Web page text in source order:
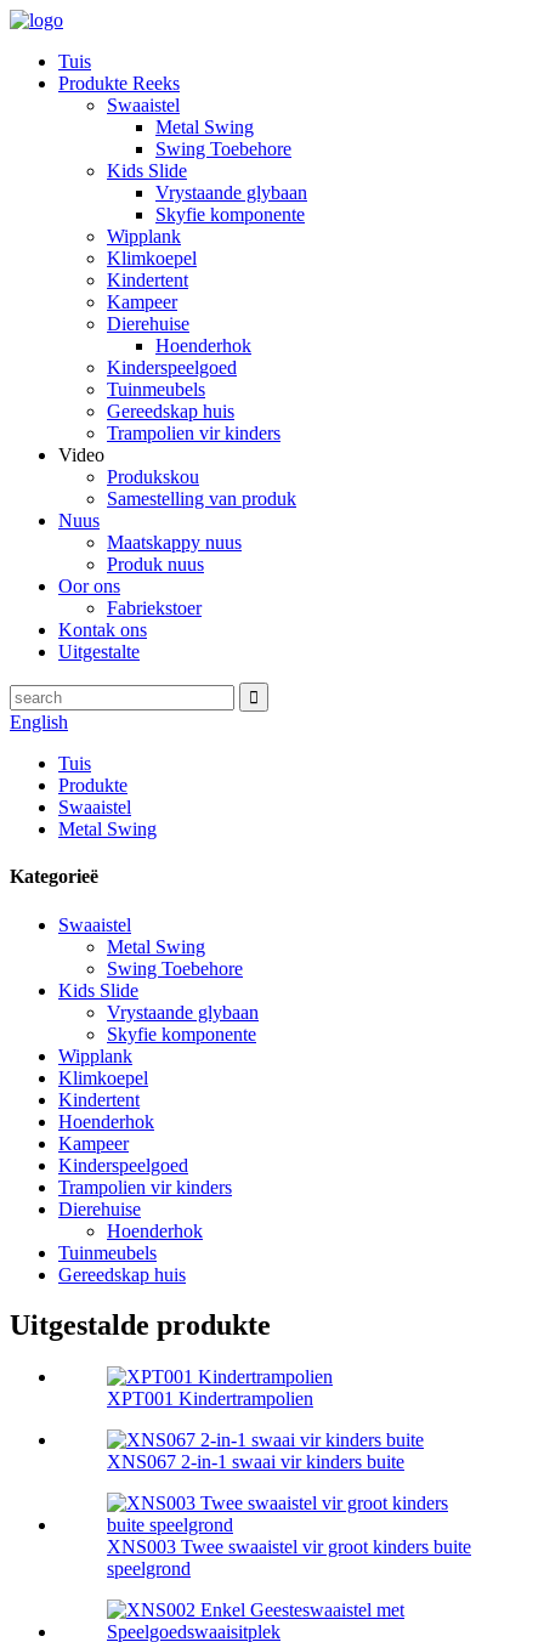
Tuis
Produkte Reeks
Swaaistel
Metal Swing
Swing Toebehore
Kids Slide
Vrystaande glybaan
Skyfie komponente
Wipplank
Klimkoepel
Kindertent
Kampeer
Dierehuise
Hoenderhok
Kinderspeelgoed
Tuinmeubels
Gereedskap huis
Trampolien vir kinders
Video
Produkskou
Samestelling van produk
Nuus
Maatskappy nuus
Produk nuus
Oor ons
Fabriekstoer
Kontak ons
Uitgestalte
English
Tuis
Produkte
Swaaistel
Metal Swing
Kategorieë
Swaaistel
Metal Swing
Swing Toebehore
Kids Slide
Vrystaande glybaan
Skyfie komponente
Wipplank
Klimkoepel
Kindertent
Hoenderhok
Kampeer
Kinderspeelgoed
Trampolien vir kinders
Dierehuise
Hoenderhok
Tuinmeubels
Gereedskap huis
Uitgestalde produkte
XPT001 Kindertrampolien
XNS067 2-in-1 swaai vir kinders buite
XNS003 Twee swaaistel vir groot kinders buite
speelgrond